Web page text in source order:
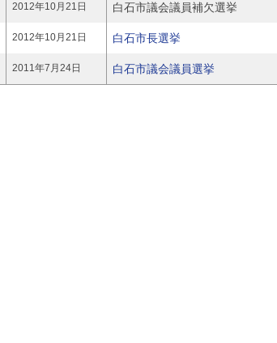
2012年10月21日 白石市議会議員補欠選挙
2012年10月21日 白石市長選挙
2011年7月24日 白石市議会議員選挙